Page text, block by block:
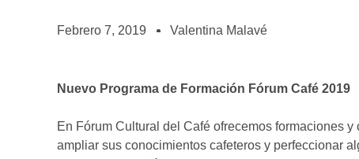
¡te imaginas vivir de tu pasión por el café?
Febrero 7, 2019 Valentina Malavé
Nuevo Programa de Formación Fórum Café 2019
En Fórum Cultural del Café ofrecemos formaciones
ampliar sus conocimientos cafeteros y perfeccionar